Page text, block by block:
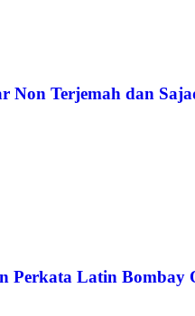
Non Terjemah dan
Perkata Latin Bombay